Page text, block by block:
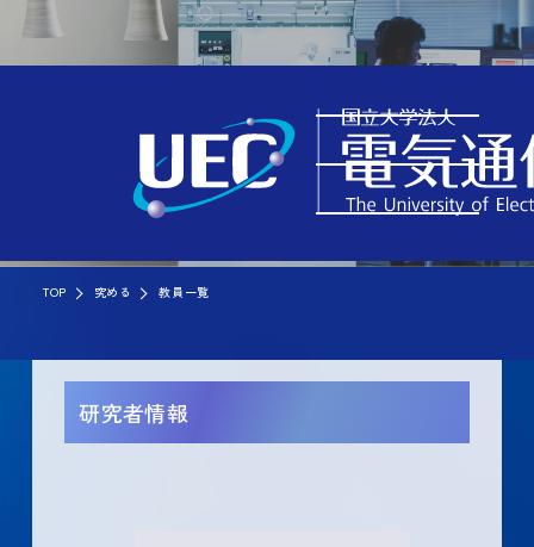
TOP 究める 教員一覧
研究者情報